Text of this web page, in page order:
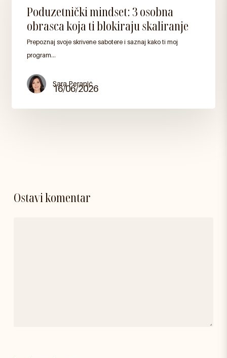
Poduzetnički
mindset:
osobna
obrasca
skaliranje
Poduzetnički mindset: 3 osobna
obrasca koja ti blokiraju skaliranje
Prepoznaj svoje skrivene sabotere i saznaj kako ti moj
program…
Sara Peranić
16/06/2026
Ostavi komentar